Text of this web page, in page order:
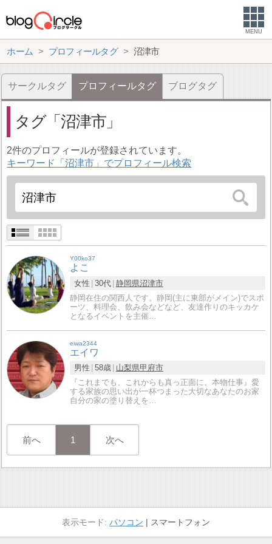
MENU
ホーム プロフィールタグ 沼津市
サークルタグ プロフィールタグ ブログタグ
タグ 沼津市
2件のプロフィールが登録されています。
キーワード「沼津市」でプロフィール検索
Y00ko37
よこ
女性 30代 静岡県沼津市
静岡在住の関西人です。静岡(主に東部がメイン)でスポ
ーツ、料理会、飲み会などなど、友達作りのキッカケ
となるイベントを主催…
eiwa2344
エイワ
男性 58歳 山梨県甲府市
『これまでも、これからも真っ正面に、本物仕事』愛
する家族の思い出が一杯つまった大切なあなたのお家
自分の家の塗り替えを…
前へ 1 次へ
パソコン スマートフォン